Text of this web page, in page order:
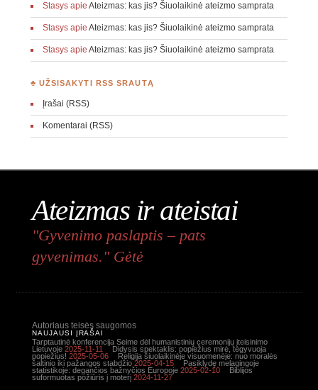
Stasysapie Ateizmas: kas jis? Šiuolaikinė ateizmo samprata
Stasysapie Ateizmas: kas jis? Šiuolaikinė ateizmo samprata
Stasysapie Ateizmas: kas jis? Šiuolaikinė ateizmo samprata
♣ UŽSISAKYTI RSS SRAUTĄ
Įrašai (RSS)
Komentarai (RSS)
Ateizmas ir ateistai
"Gyvenimo paslaptis – pats
gyvenimas." Gėtė
Autoriaus teisės saugomos
NAUJAUSI ĮRAŠAI
Tarptautinė konferencija Seime dėl humanistinių ceremonijų įteisinimo
Lietuvoje 2025-11-11
Didysis spektaklis: popiežius mirė, tegyvuoja
popiežius! 2025-05-06
Religija šiuolaikinėje visuomenėje: nuo moralės
šaltinio iki pažangos stabdžio 2025-04-15
Pasiklydę melagingoje
statistikoje: degančios bažnyčios Europoje 2025-02-10
Biblijos
suformuotas požiūris į moterį 2024-11-27